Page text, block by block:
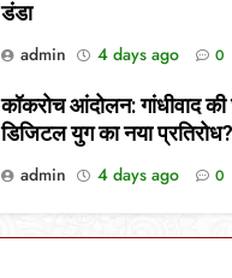
डंडा
admin
4 days ago 0
कॉकरोच आंदोलन: गांधीवाद की
डिजिटल युग का नया प्रतिरोध?
admin
4 days ago 0